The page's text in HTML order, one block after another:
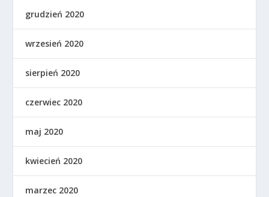
grudzień 2020
wrzesień 2020
sierpień 2020
czerwiec 2020
maj 2020
kwiecień 2020
marzec 2020